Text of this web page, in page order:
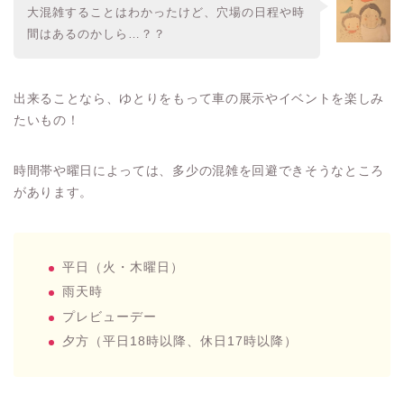
大混雑することはわかったけど、穴場の日程や時
間はあるのかしら…？？
出来ることなら、ゆとりをもって車の展示やイベントを楽しみ
たいもの！
時間帯や曜日によっては、多少の混雑を回避できそうなところ
があります。
平日（火・木曜日）
雨天時
プレビューデー
夕方（平日18時以降、休日17時以降）